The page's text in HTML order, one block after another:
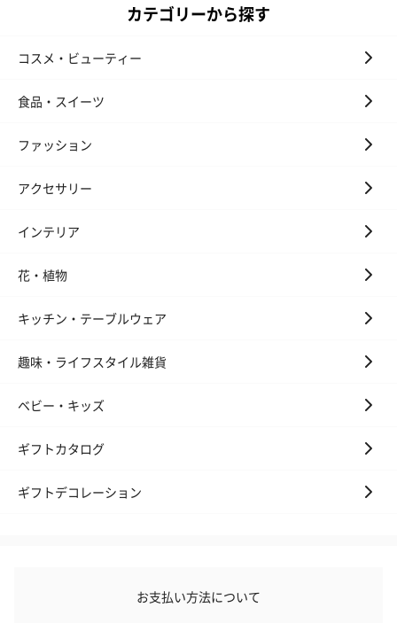
いぶりがっことチーズ
しょっつるナ
カテゴリーから探す
コスメ・ビューティー
食品・スイーツ
ファッション
アクセサリー
インテリア
花・植物
キッチン・テーブルウェア
趣味・ライフスタイル雑貨
ベビー・キッズ
ギフトカタログ
ギフトデコレーション
お支払い方法について